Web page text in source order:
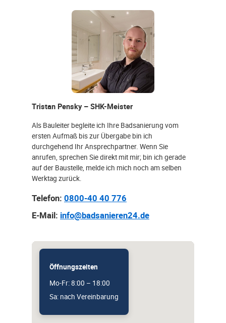
Tristan Pensky – SHK-Meister
Als Bauleiter begleite ich Ihre Badsanierung vom
ersten Aufmaß bis zur Übergabe bin ich
durchgehend Ihr Ansprechpartner. Wenn Sie
anrufen, sprechen Sie direkt mit mir; bin ich gerade
auf der Baustelle, melde ich mich noch am selben
Werktag zurück.
Telefon: 0800-40 40 776
E-Mail: info@badsanieren24.de
Öffnungszeiten
Mo-Fr: 8:00 – 18:00
Sa: nach Vereinbarung